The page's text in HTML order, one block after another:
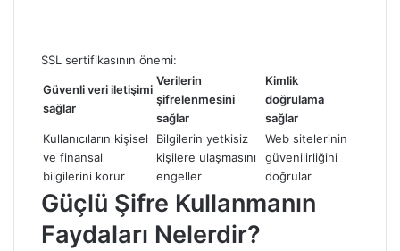
SSL sertifikasının önemi:
Güvenli veri iletişimi
sağlar
Verilerin
şifrelenmesini
sağlar
Kimlik
doğrulama
sağlar
Kullanıcıların kişisel
ve finansal
bilgilerini korur
Bilgilerin yetkisiz
kişilere ulaşmasını
engeller
Web sitelerinin
güvenilirliğini
doğrular
Güçlü Şifre Kullanmanın
Faydaları Nelerdir?